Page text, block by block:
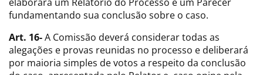
elaborará um Relatório do Processo e um Parecer
fundamentando sua conclusão sobre o caso.
Art. 16-A Comissão deverá considerar todas as
alegações e provas reunidas no processo e deliberará
por maioria simples de votos a respeito da conclusão